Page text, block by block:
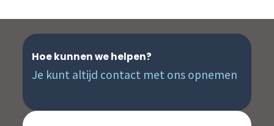
Hoe kunnen we helpen?
Je kunt altijd contact met ons opnemen